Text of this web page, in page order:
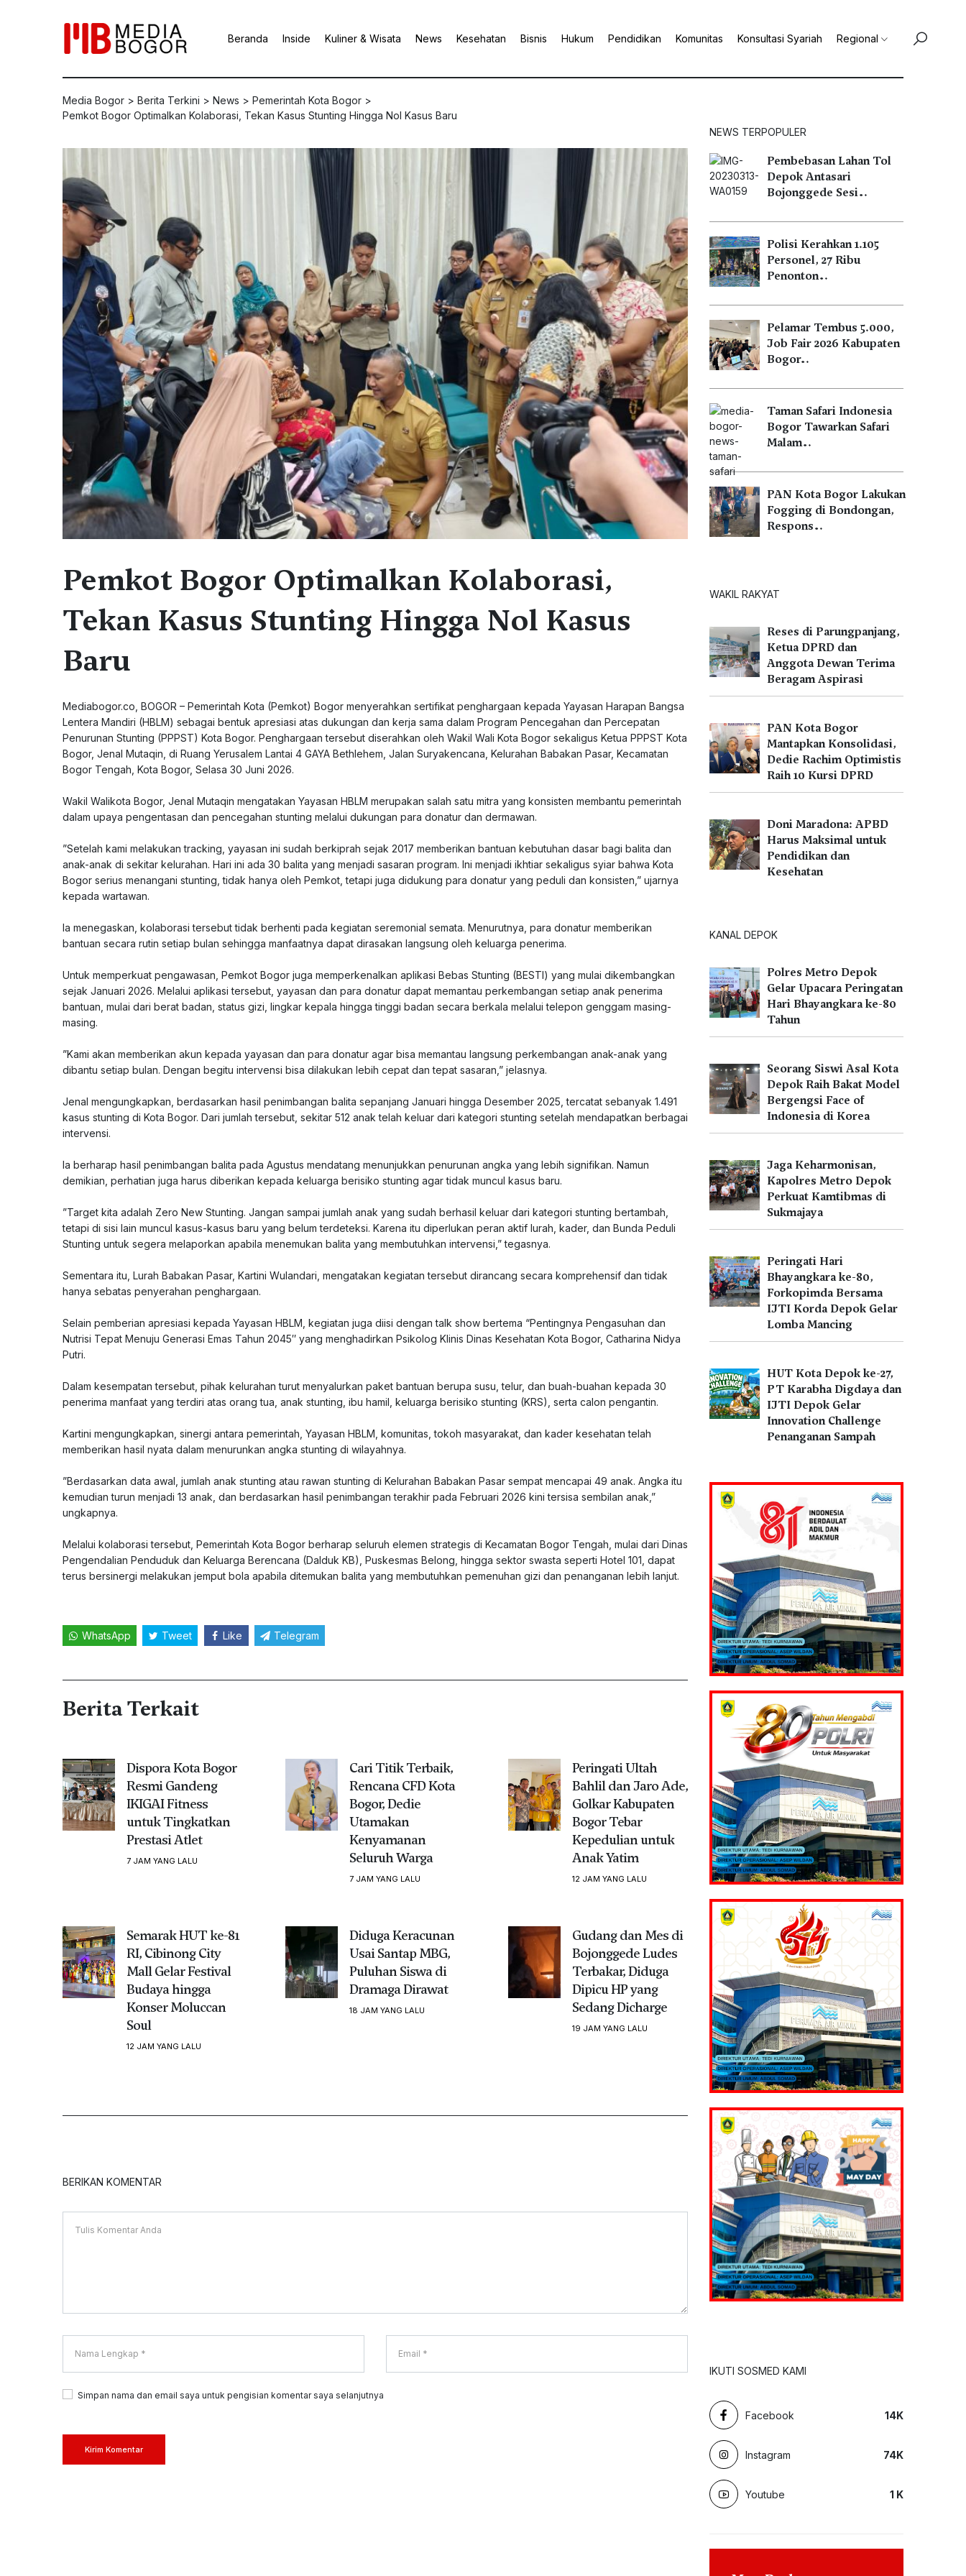
Beranda Inside Kuliner & Wisata News Kesehatan Bisnis Hukum Pendidikan Komunitas Konsultasi Syariah Regional
Media Bogor > Berita Terkini > News > Pemerintah Kota Bogor >
Pemkot Bogor Optimalkan Kolaborasi, Tekan Kasus Stunting Hingga Nol Kasus Baru
Pemkot Bogor Optimalkan Kolaborasi,
Tekan Kasus Stunting Hingga Nol Kasus
Baru
‎Mediabogor.co, BOGOR – Pemerintah Kota (Pemkot) Bogor menyerahkan sertifikat penghargaan kepada Yayasan Harapan Bangsa
Lentera Mandiri (HBLM) sebagai bentuk apresiasi atas dukungan dan kerja sama dalam Program Pencegahan dan Percepatan
Penurunan Stunting (PPPST) Kota Bogor. Penghargaan tersebut diserahkan oleh Wakil Wali Kota Bogor sekaligus Ketua PPPST Kota
Bogor, Jenal Mutaqin, di Ruang Yerusalem Lantai 4 GAYA Bethlehem, Jalan Suryakencana, Kelurahan Babakan Pasar, Kecamatan
Bogor Tengah, Kota Bogor, Selasa 30 Juni 2026.
‎Wakil Walikota Bogor, Jenal Mutaqin mengatakan Yayasan HBLM merupakan salah satu mitra yang konsisten membantu pemerintah
dalam upaya pengentasan dan pencegahan stunting melalui dukungan para donatur dan dermawan.
‎”Setelah kami melakukan tracking, yayasan ini sudah berkiprah sejak 2017 memberikan bantuan kebutuhan dasar bagi balita dan
anak-anak di sekitar kelurahan. Hari ini ada 30 balita yang menjadi sasaran program. Ini menjadi ikhtiar sekaligus syiar bahwa Kota
Bogor serius menangani stunting, tidak hanya oleh Pemkot, tetapi juga didukung para donatur yang peduli dan konsisten,” ujarnya
kepada wartawan.
‎Ia menegaskan, kolaborasi tersebut tidak berhenti pada kegiatan seremonial semata. Menurutnya, para donatur memberikan
bantuan secara rutin setiap bulan sehingga manfaatnya dapat dirasakan langsung oleh keluarga penerima.
‎Untuk memperkuat pengawasan, Pemkot Bogor juga memperkenalkan aplikasi Bebas Stunting (BESTI) yang mulai dikembangkan
sejak Januari 2026. Melalui aplikasi tersebut, yayasan dan para donatur dapat memantau perkembangan setiap anak penerima
bantuan, mulai dari berat badan, status gizi, lingkar kepala hingga tinggi badan secara berkala melalui telepon genggam masing-
masing.
‎”Kami akan memberikan akun kepada yayasan dan para donatur agar bisa memantau langsung perkembangan anak-anak yang
dibantu setiap bulan. Dengan begitu intervensi bisa dilakukan lebih cepat dan tepat sasaran,” jelasnya.
‎Jenal mengungkapkan, berdasarkan hasil penimbangan balita sepanjang Januari hingga Desember 2025, tercatat sebanyak 1.491
kasus stunting di Kota Bogor. Dari jumlah tersebut, sekitar 512 anak telah keluar dari kategori stunting setelah mendapatkan berbagai
intervensi.
‎Ia berharap hasil penimbangan balita pada Agustus mendatang menunjukkan penurunan angka yang lebih signifikan. Namun
demikian, perhatian juga harus diberikan kepada keluarga berisiko stunting agar tidak muncul kasus baru.
‎”Target kita adalah Zero New Stunting. Jangan sampai jumlah anak yang sudah berhasil keluar dari kategori stunting bertambah,
tetapi di sisi lain muncul kasus-kasus baru yang belum terdeteksi. Karena itu diperlukan peran aktif lurah, kader, dan Bunda Peduli
Stunting untuk segera melaporkan apabila menemukan balita yang membutuhkan intervensi,” tegasnya.
‎Sementara itu, Lurah Babakan Pasar, Kartini Wulandari, mengatakan kegiatan tersebut dirancang secara komprehensif dan tidak
hanya sebatas penyerahan penghargaan.
‎Selain pemberian apresiasi kepada Yayasan HBLM, kegiatan juga diisi dengan talk show bertema “Pentingnya Pengasuhan dan
Nutrisi Tepat Menuju Generasi Emas Tahun 2045″ yang menghadirkan Psikolog Klinis Dinas Kesehatan Kota Bogor, Catharina Nidya
Putri.
‎Dalam kesempatan tersebut, pihak kelurahan turut menyalurkan paket bantuan berupa susu, telur, dan buah-buahan kepada 30
penerima manfaat yang terdiri atas orang tua, anak stunting, ibu hamil, keluarga berisiko stunting (KRS), serta calon pengantin.
‎Kartini mengungkapkan, sinergi antara pemerintah, Yayasan HBLM, komunitas, tokoh masyarakat, dan kader kesehatan telah
memberikan hasil nyata dalam menurunkan angka stunting di wilayahnya.
‎”Berdasarkan data awal, jumlah anak stunting atau rawan stunting di Kelurahan Babakan Pasar sempat mencapai 49 anak. Angka itu
kemudian turun menjadi 13 anak, dan berdasarkan hasil penimbangan terakhir pada Februari 2026 kini tersisa sembilan anak,”
ungkapnya.
‎Melalui kolaborasi tersebut, Pemerintah Kota Bogor berharap seluruh elemen strategis di Kecamatan Bogor Tengah, mulai dari Dinas
Pengendalian Penduduk dan Keluarga Berencana (Dalduk KB), Puskesmas Belong, hingga sektor swasta seperti Hotel 101, dapat
terus bersinergi melakukan jemput bola apabila ditemukan balita yang membutuhkan pemenuhan gizi dan penanganan lebih lanjut.
WhatsApp Tweet Like Telegram
Berita Terkait
Dispora Kota Bogor
Resmi Gandeng
IKIGAI Fitness
untuk Tingkatkan
Prestasi Atlet
7 JAM YANG LALU
Cari Titik Terbaik,
Rencana CFD Kota
Bogor, Dedie
Utamakan
Kenyamanan
Seluruh Warga
7 JAM YANG LALU
Peringati Ultah
Bahlil dan Jaro Ade,
Golkar Kabupaten
Bogor Tebar
Kepedulian untuk
Anak Yatim
12 JAM YANG LALU
Semarak HUT ke-81
RI, Cibinong City
Mall Gelar Festival
Budaya hingga
Konser Moluccan
Soul
12 JAM YANG LALU
Diduga Keracunan
Usai Santap MBG,
Puluhan Siswa di
Dramaga Dirawat
18 JAM YANG LALU
Gudang dan Mes di
Bojonggede Ludes
Terbakar, Diduga
Dipicu HP yang
Sedang Dicharge
19 JAM YANG LALU
BERIKAN KOMENTAR
Simpan nama dan email saya untuk pengisian komentar saya selanjutnya
Kirim Komentar
NEWS TERPOPULER
Pembebasan Lahan Tol
Depok Antasari
Bojonggede Sesi…
Polisi Kerahkan 1.105
Personel, 27 Ribu
Penonton…
Pelamar Tembus 5.000,
Job Fair 2026 Kabupaten
Bogor…
Taman Safari Indonesia
Bogor Tawarkan Safari
Malam…
PAN Kota Bogor Lakukan
Fogging di Bondongan,
Respons…
WAKIL RAKYAT
Reses di Parungpanjang,
Ketua DPRD dan
Anggota Dewan Terima
Beragam Aspirasi
PAN Kota Bogor
Mantapkan Konsolidasi,
Dedie Rachim Optimistis
Raih 10 Kursi DPRD
Doni Maradona: APBD
Harus Maksimal untuk
Pendidikan dan
Kesehatan
KANAL DEPOK
Polres Metro Depok
Gelar Upacara Peringatan
Hari Bhayangkara ke-80
Tahun
Seorang Siswi Asal Kota
Depok Raih Bakat Model
Bergengsi Face of
Indonesia di Korea
Jaga Keharmonisan,
Kapolres Metro Depok
Perkuat Kamtibmas di
Sukmajaya
Peringati Hari
Bhayangkara ke-80,
Forkopimda Bersama
IJTI Korda Depok Gelar
Lomba Mancing
HUT Kota Depok ke-27,
PT Karabha Digdaya dan
IJTI Depok Gelar
Innovation Challenge
Penanganan Sampah
IKUTI SOSMED KAMI
Facebook 14K
Instagram 74K
Youtube 1 K